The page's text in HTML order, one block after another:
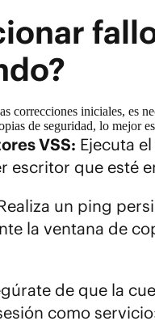
correcciones iniciales, es
de seguridad, lo mejor
VSS: Ejecuta
que esté
un ping
la ventana de
de que la
como